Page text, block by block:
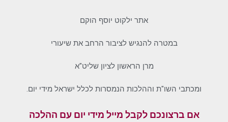
אתר ילקוט יוסף הוקם
במטרה להנגיש לציבור הרחב את שיעורי
מרן הראשון לציון שליט"א
ומכתבי השו"ת וההלכות הנמסרות לכלל ישראל מידי יום.
אם ברצונכם לקבל מייל מידי יום עם ההלכה